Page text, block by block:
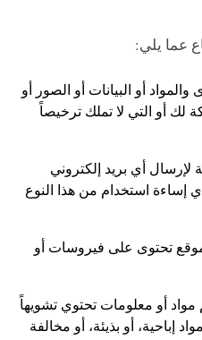
عما يلي:
أو البيانات أو الصور أو
لك أو التي لا تملك ترخيصاً
لإرسال أي بريد إلكتروني
إساءة استخدام من هذا النوع
تحتوى على فيروسات أو
مواد أو معلومات تحتوي تشويهاً
إباحية، أو بذيئة، أو مخالفة